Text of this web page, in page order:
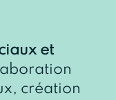
et
création